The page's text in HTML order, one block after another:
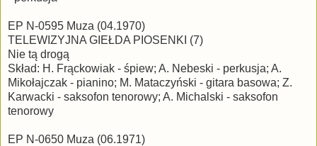
EP N-0595 Muza (04.1970)
TELEWIZYJNA GIEŁDA PIOSENKI (7)
Nie tą drogą
Skład: H. Frąckowiak - śpiew; A. Nebeski - perkusja; A.
Mikołajczak - pianino; M. Mataczyński - gitara basowa; Z.
Karwacki - saksofon tenorowy; A. Michalski - saksofon
tenorowy
EP N-0650 Muza (06.1971)